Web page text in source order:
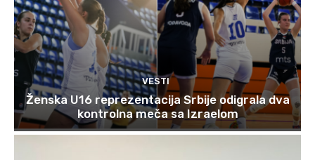
VESTI
Ženska U16 reprezentacija Srbije odigrala dva
kontrolna meča sa Izraelom